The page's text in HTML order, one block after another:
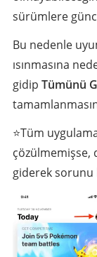
sürümlere
Bu nedenle
ısınmasına
gidip Tümünü
⭐️Tüm
çözülmemişse,
giderek sorunu